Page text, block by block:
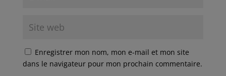
Enregistrer mon nom, mon e-mail et mon site
dans le navigateur pour mon prochain commentaire.